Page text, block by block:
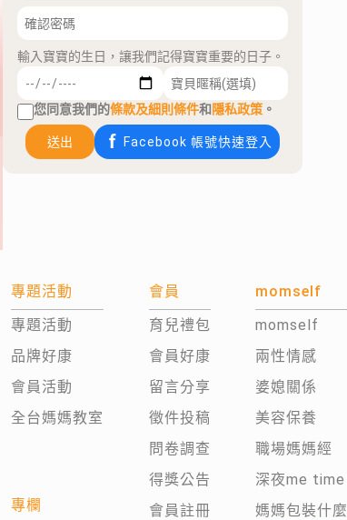
輸入寶寶的生日，讓我們記得寶寶重要的日子。
您同意我們的條款及細則條件和隱私政策 。
送出 Facebook 帳號快速登入
專題活動
專題活動
品牌好康
會員活動
全台媽媽教室
專欄
會員
育兒禮包
會員好康
留言分享
徵件投稿
問卷調查
得獎公告
會員註冊
momself
momself
兩性情感
婆媳關係
美容保養
職場媽媽經
深夜me time
媽媽包裝什麼